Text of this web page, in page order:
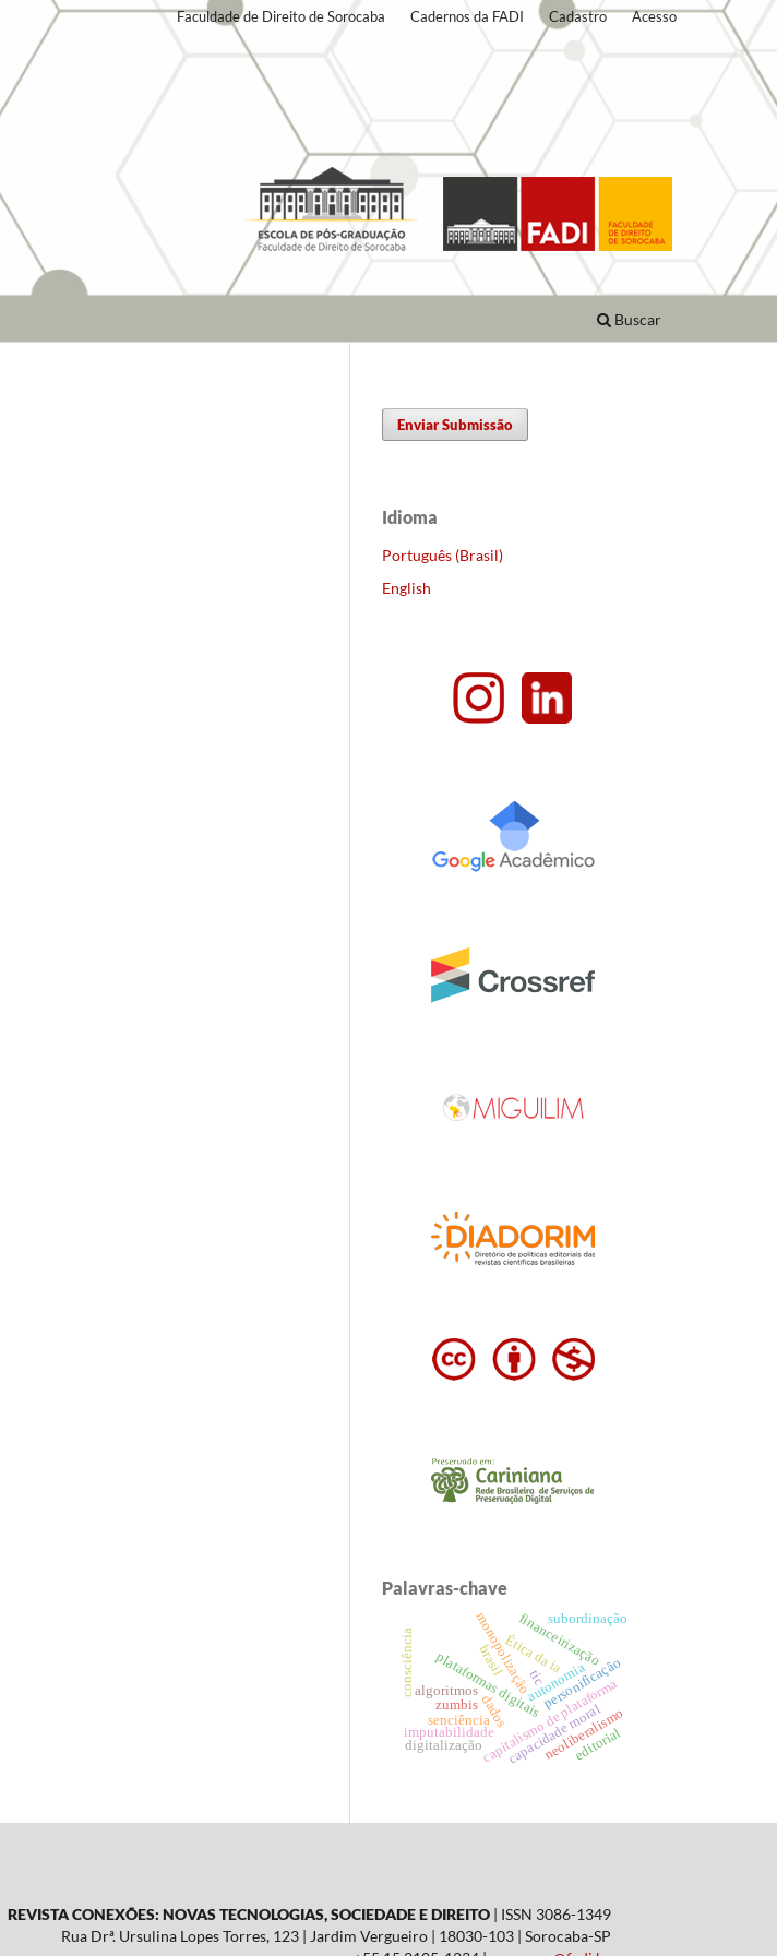
Buscar
Faculdade de Direito de Sorocaba Cadernos da FADI Cadastro Acesso
Enviar Submissão
Idioma
Português (Brasil)
English
Palavras-chave
plataformas digitais
dados
capitalismo de plataforma
monopolização
algoritmos
capacidade moral
zumbis
imputabilidade
autonomia
senciência
consciência Ética da ia
personificação
digitalização
brasil financeirização
tic
neoliberalismo
subordinação
editorial
REVISTA CONEXÕES: NOVAS TECNOLOGIAS, SOCIEDADE E DIREITO | ISSN 3086-1349
Rua Drª. Ursulina Lopes Torres, 123 | Jardim Vergueiro | 18030-103 | Sorocaba-SP